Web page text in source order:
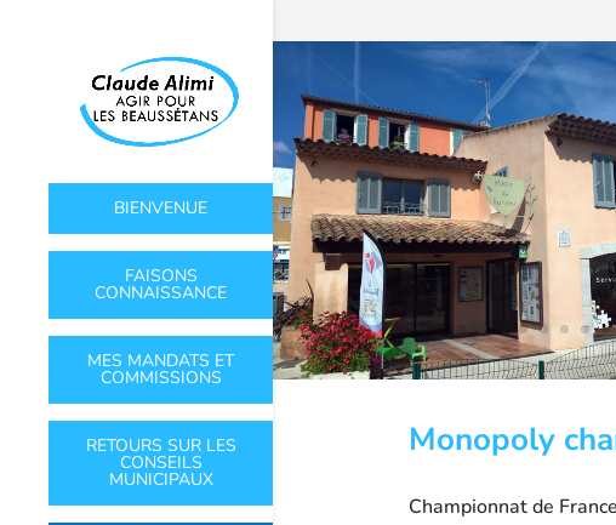
BIENVENUE
FAISONS
CONNAISSANCE
MES MANDATS ET
COMMISSIONS
RETOURS SUR LES
CONSEILS
MUNICIPAUX
Monopoly
Championnat de